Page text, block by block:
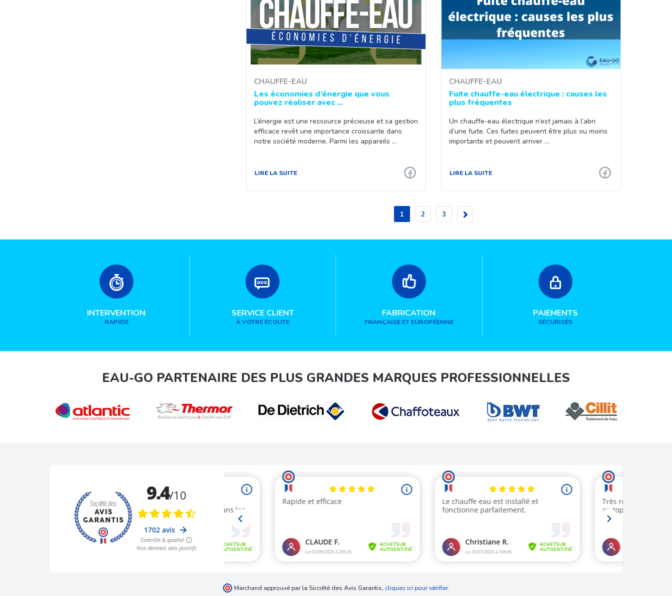
CHAUFFE-EAU
Les économies d’énergie que vous
pouvez réaliser avec ...
L’énergie est une ressource précieuse et sa gestion
efficace revêt une importance croissante dans
notre société moderne. Parmi les appareils …
LIRE LA SUITE
CHAUFFE-EAU
Fuite chauffe-eau électrique : causes les
plus fréquentes
Un chauffe-eau électrique n’est jamais à l’abri
d’une fuite. Ces fuites peuvent être plus ou moins
importante et peuvent arriver …
LIRE LA SUITE
1 2 3
INTERVENTION
RAPIDE
SERVICE CLIENT
À VOTRE ÉCOUTE
FABRICATION
FRANÇAISE ET EUROPÉENNE
PAIEMENTS
SÉCURISÉS
EAU-GO PARTENAIRE DES PLUS GRANDES MARQUES PROFESSIONNELLES
Marchand approuvé par la Société des Avis Garantis, cliquez ici pour vérifier.